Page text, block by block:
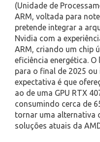
(Unidade de
ARM, voltada para
pretende integrar a
Nvidia com a
ARM, criando um chip
eficiência energética.
para o final de 2025 ou
expectativa é que
ao de uma GPU RTX
consumindo cerca de
tornar uma alternativa
soluções atuais da